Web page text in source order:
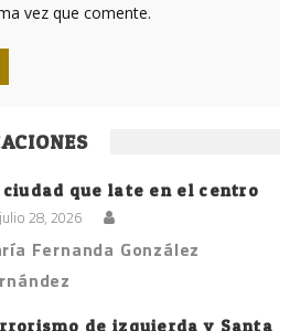
vez que comente.
ciudad que late en el centro
julio 28, 2026
Fernanda González
de izquierda y Santa